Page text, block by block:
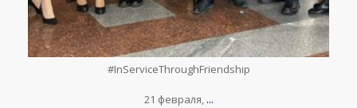
Фев 24
#InServiceThroughFriendship
21 февраля,...